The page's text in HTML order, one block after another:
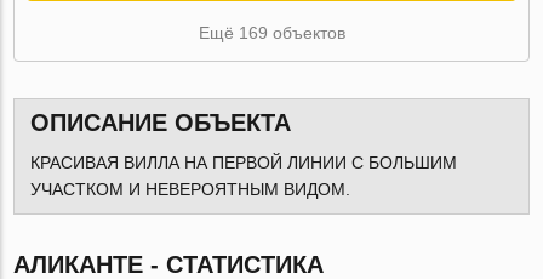
Ещё 169 объектов
ОПИСАНИЕ ОБЪЕКТА
КРАСИВАЯ ВИЛЛА НА ПЕРВОЙ ЛИНИИ С БОЛЬШИМ
УЧАСТКОМ И НЕВЕРОЯТНЫМ ВИДОМ.
АЛИКАНТЕ - СТАТИСТИКА